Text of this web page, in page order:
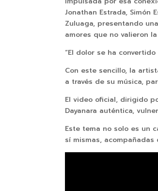
Jonathan Estrada, Simón
Zuluaga, presentando
amores que no valieron
“El dolor se ha
Con este sencillo, la
a través de su música,
El video oficial, dirigido
Dayanara auténtica,
Este tema no solo es un
sí mismas,